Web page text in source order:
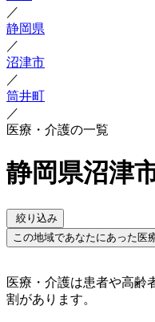
／
静岡県
／
沼津市
／
筒井町
／
医療・介護の一覧
静岡県沼津
絞り込み
この地域であなたにあった医
医療・介護は患者や高齢
割があります。